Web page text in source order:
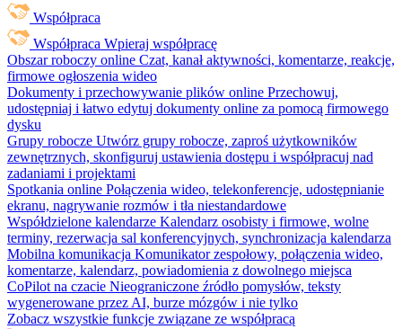
Współpraca
Współpraca Wpieraj współpracę
Obszar roboczy online Czat, kanał aktywności, komentarze, reakcje,
firmowe ogłoszenia wideo
Dokumenty i przechowywanie plików online Przechowuj,
udostępniaj i łatwo edytuj dokumenty online za pomocą firmowego
dysku
Grupy robocze Utwórz grupy robocze, zaproś użytkowników
zewnętrznych, skonfiguruj ustawienia dostępu i współpracuj nad
zadaniami i projektami
Spotkania online Połączenia wideo, telekonferencje, udostępnianie
ekranu, nagrywanie rozmów i tła niestandardowe
Współdzielone kalendarze Kalendarz osobisty i firmowe, wolne
terminy, rezerwacja sal konferencyjnych, synchronizacja kalendarza
Mobilna komunikacja Komunikator zespołowy, połączenia wideo,
komentarze, kalendarz, powiadomienia z dowolnego miejsca
CoPilot na czacie Nieograniczone źródło pomysłów, teksty
wygenerowane przez AI, burze mózgów i nie tylko
Zobacz wszystkie funkcje związane ze współpracą